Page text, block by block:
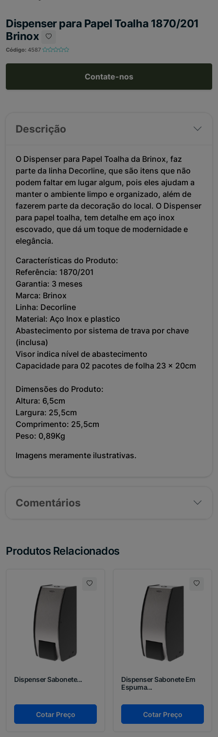
Dispenser para Papel Toalha 1870/201
Brinox
Código: 4587
Contate-nos
Descrição
O Dispenser para Papel Toalha da Brinox, faz
parte da linha Decorline, que são itens que não
podem faltar em lugar algum, pois eles ajudam a
manter o ambiente limpo e organizado, além de
fazerem parte da decoração do local. O Dispenser
para papel toalha, tem detalhe em aço inox
escovado, que dá um toque de modernidade e
elegância.
Características do Produto:
Referência: 1870/201
Garantia: 3 meses
Marca: Brinox
Linha: Decorline
Material: Aço Inox e plastico
Abastecimento por sistema de trava por chave
(inclusa)
Visor indica nível de abastecimento
Capacidade para 02 pacotes de folha 23 x 20cm
Dimensões do Produto:
Altura: 6,5cm
Largura: 25,5cm
Comprimento: 25,5cm
Peso: 0,89Kg
Imagens meramente ilustrativas.
Comentários
Produtos Relacionados
Dispenser Sabonete...
Cotar Preço
Dispenser Sabonete Em
Espuma...
Cotar Preço